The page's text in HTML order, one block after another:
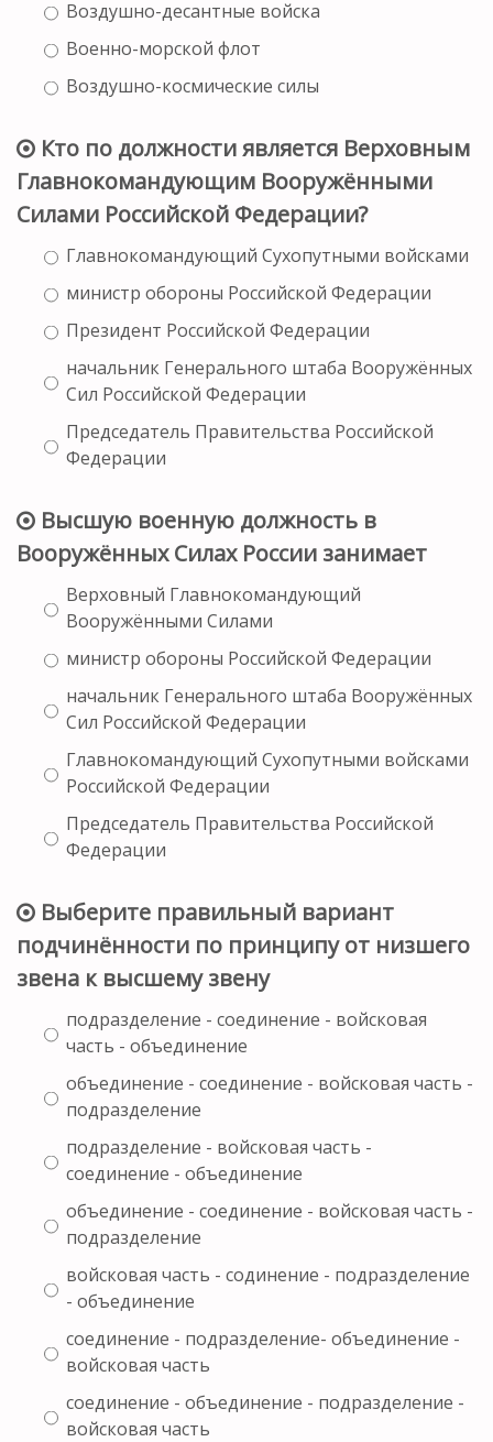
Воздушно-десантные войска
Военно-морской флот
Воздушно-космические силы
Кто по должности является Верховным
Главнокомандующим Вооружёнными
Силами Российской Федерации?
Главнокомандующий Сухопутными войсками
министр обороны Российской Федерации
Президент Российской Федерации
начальник Генерального штаба Вооружённых
Сил Российской Федерации
Председатель Правительства Российской
Федерации
Высшую военную должность в
Вооружённых Силах России занимает
Верховный Главнокомандующий
Вооружёнными Силами
министр обороны Российской Федерации
начальник Генерального штаба Вооружённых
Сил Российской Федерации
Главнокомандующий Сухопутными войсками
Российской Федерации
Председатель Правительства Российской
Федерации
Выберите правильный вариант
подчинённости по принципу от низшего
звена к высшему звену
подразделение - соединение - войсковая
часть - объединение
объединение - соединение - войсковая часть -
подразделение
подразделение - войсковая часть -
соединение - объединение
объединение - соединение - войсковая часть -
подразделение
войсковая часть - содинение - подразделение
- объединение
соединение - подразделение- объединение -
войсковая часть
соединение - объединение - подразделение -
войсковая часть